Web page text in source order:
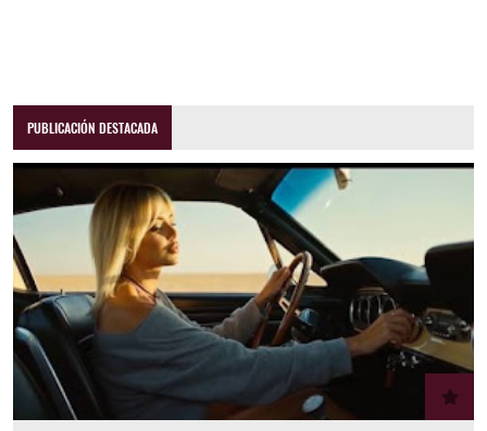
PUBLICACIÓN DESTACADA